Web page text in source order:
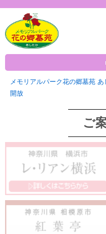
メモリアルパーク花の郷墓苑 あ
開放
ご